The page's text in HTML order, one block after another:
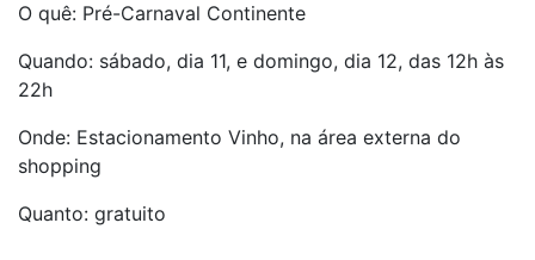
O quê: Pré-Carnaval Continente
Quando: sábado, dia 11, e domingo, dia 12, das 12h às
22h
Onde: Estacionamento Vinho, na área externa do
shopping
Quanto: gratuito